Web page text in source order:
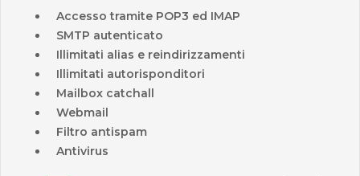
Accesso tramite POP3 ed IMAP
SMTP autenticato
Illimitati alias e reindirizzamenti
Illimitati autorisponditori
Mailbox catchall
Webmail
Filtro antispam
Antivirus